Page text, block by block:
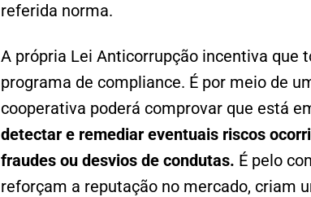
referida norma.
A própria Lei Anticorrupção incentiva que
programa de compliance. É por meio de
cooperativa poderá comprovar que está
detectar e remediar eventuais riscos
fraudes ou desvios de condutas. É pelo
reforçam a reputação no mercado, criam